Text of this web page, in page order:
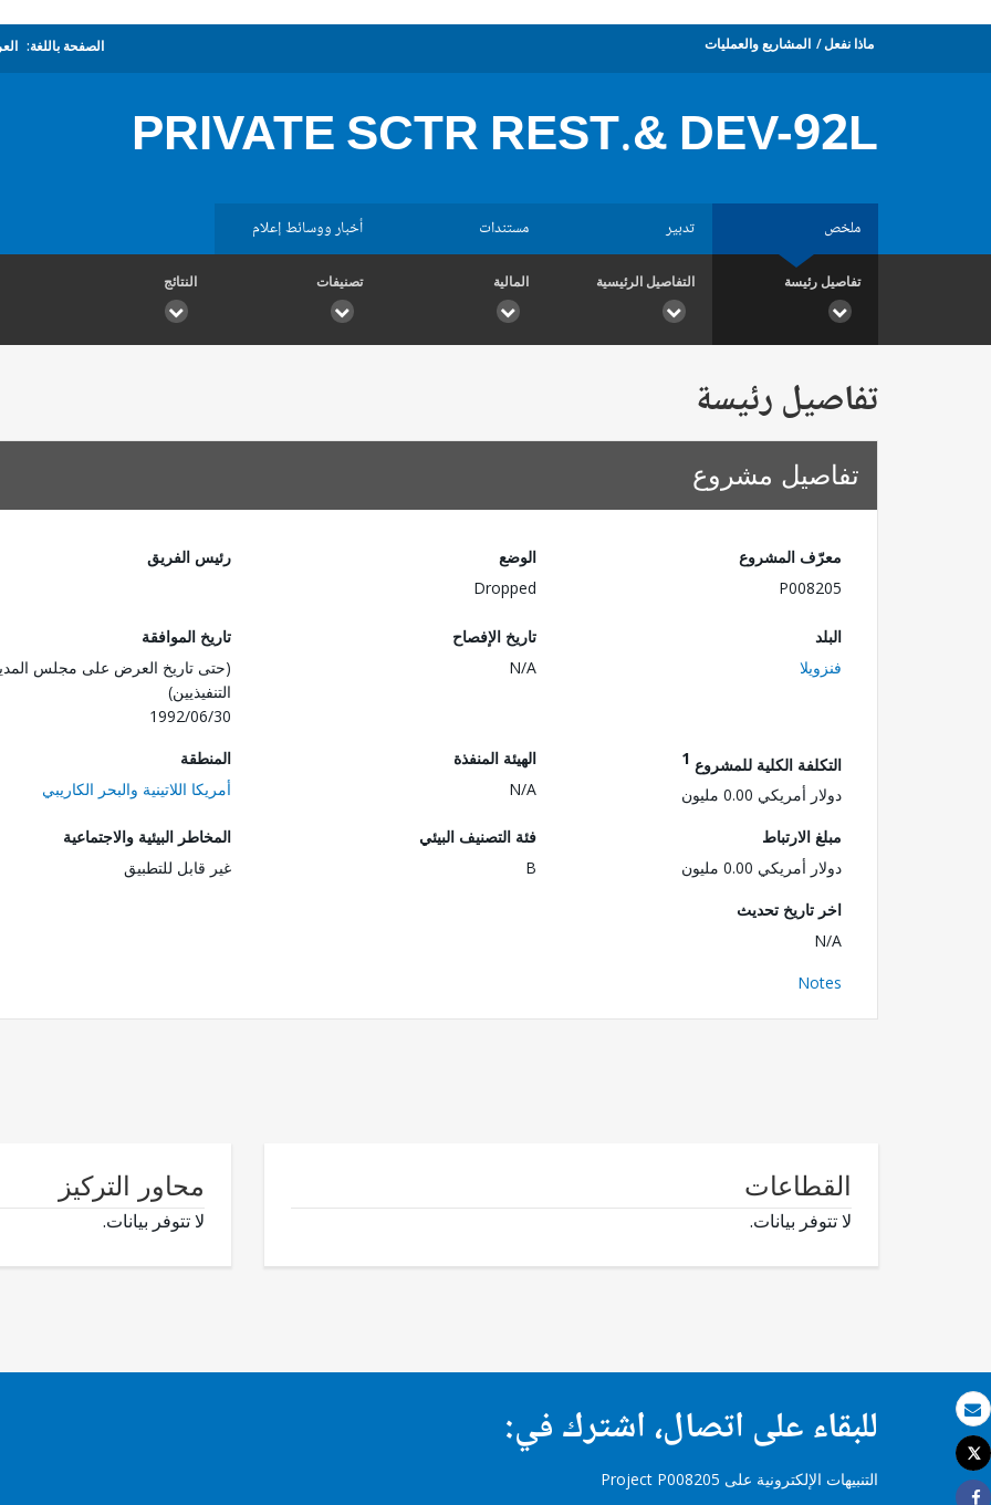
بريد الكتروني
طباعة
Tweet
ماذا نفعل المشاريع والعمليات الصفحة باللغة:
PRIVATE SCTR REST.& DEV-92L
ملخص تدبير مستندات أخبار ووسائط إعلام
تفاصيل رئيسة التفاصيل الرئيسية المالية تصنيفات النتائج
تفاصيل رئيسة
تفاصيل مشروع
معرّف المشروع
P008205
الوضع
Dropped
رئيس الفريق
البلد
فنزويلا
تاريخ الإفصاح
N/A
تاريخ الموافقة
(حتى تاريخ العرض على مجلس
التنفيذيين)
1992/06/30
التكلفة الكلية للمشروع 1
دولار أمريكي 0.00 مليون
الهيئة المنفذة
N/A
المنطقة
أمريكا اللاتينية والبحر الكاريبي
مبلغ الارتباط
دولار أمريكي 0.00 مليون
فئة التصنيف البيئي
B
المخاطر البيئية والاجتماعية
غير قابل للتطبيق
اخر تاريخ تحديث
N/A
Notes
القطاعات
لا تتوفر بيانات.
محاور التركيز
لا تتوفر بيانات.
للبقاء على اتصال، اشترك في:
التنبيهات الإلكترونية على Project P008205